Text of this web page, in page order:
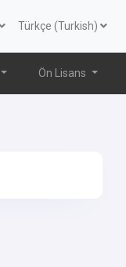
Türkçe (Turkish)
Ön Lisans